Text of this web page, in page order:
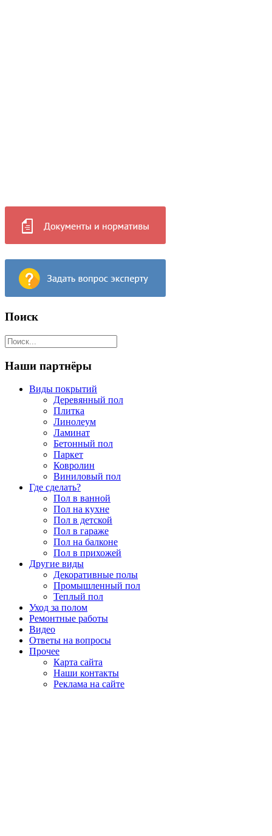
Поиск
Наши партнёры
Виды покрытий
Деревянный пол
Плитка
Линолеум
Ламинат
Бетонный пол
Паркет
Ковролин
Виниловый пол
Где сделать?
Пол в ванной
Пол на кухне
Пол в детской
Пол в гараже
Пол на балконе
Пол в прихожей
Другие виды
Декоративные полы
Промышленный пол
Теплый пол
Уход за полом
Ремонтные работы
Видео
Ответы на вопросы
Прочее
Карта сайта
Наши контакты
Реклама на сайте